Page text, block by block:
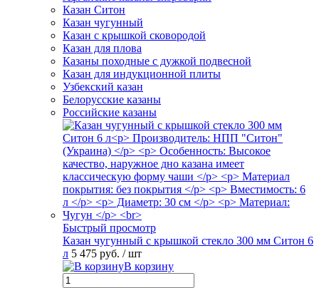
Казан Ситон
Казан чугунный
Казан с крышкой сковородой
Казан для плова
Казаны походные с дужкой подвесной
Казан для индукционной плиты
Узбекский казан
Белорусские казаны
Российские казаны
Быстрый просмотр
Казан чугунный с крышкой стекло 300 мм Ситон 6
л 5 475 руб. / шт
В корзину